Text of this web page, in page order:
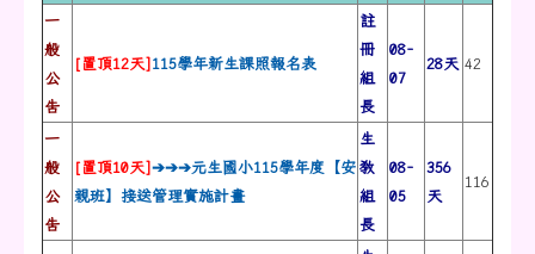
一
般
公
告
[置頂12天] 115學年新生課照報名表
註
冊
組
長
08-
07
28天 42
一
般
公
告
[置頂10天] ➔➔➔元生國小115學年度【安
親班】接送管理實施計畫
生
教
組
長
08-
05
356
天
116